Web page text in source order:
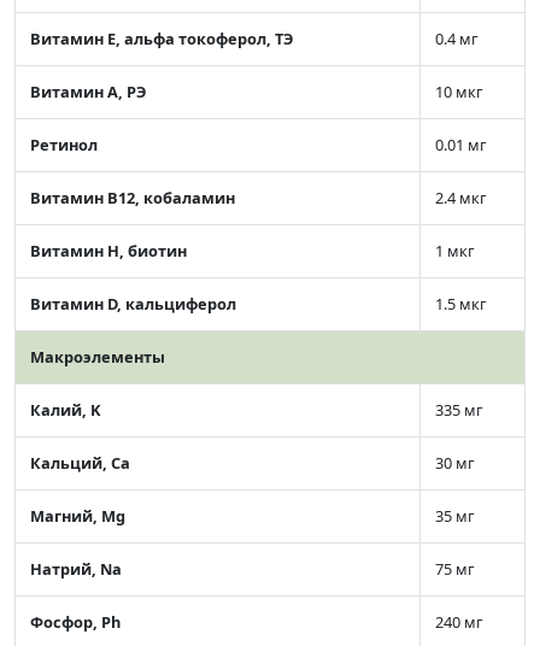
Витамин Е, альфа токоферол, ТЭ 0.4 мг
Витамин А, РЭ 10 мкг
Ретинол 0.01 мг
Витамин В12, кобаламин 2.4 мкг
Витамин Н, биотин 1 мкг
Витамин D, кальциферол 1.5 мкг
Макроэлементы
Калий, K 335 мг
Кальций, Ca 30 мг
Магний, Mg 35 мг
Натрий, Na 75 мг
Фосфор, Ph 240 мг